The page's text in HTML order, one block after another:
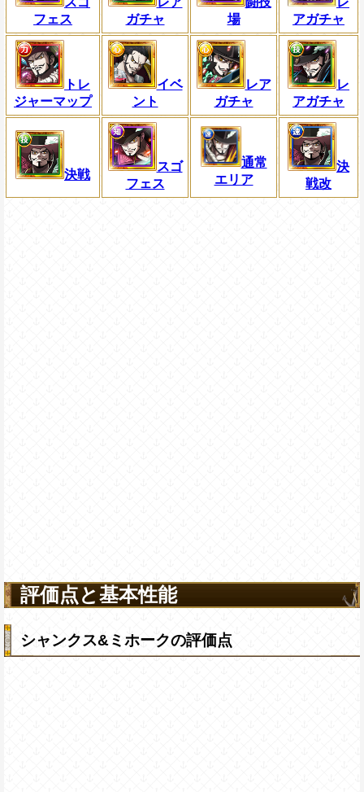
フェス
ガチャ
場
アガチャ
トレ
ジャーマップ
イベ
ント
レア
ガチャ
レ
アガチャ
決戦
スゴ
フェス
通常
エリア
決
戦改
評価点と基本性能
シャンクス&ミホークの評価点